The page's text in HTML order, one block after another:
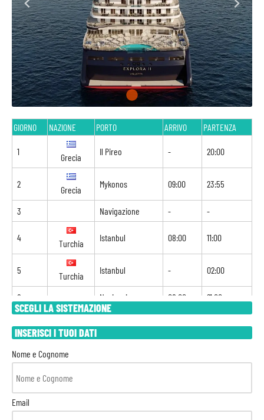
SCEGLI LA SISTEMAZIONE
INSERISCI I TUOI DATI
Nome e Cognome
Email
GIORNO NAZIONE PORTO ARRIVO PARTENZA
1
Grecia
Il Pireo - 20:00
2
Grecia
Mykonos 09:00 23:55
3 Navigazione - -
4
Turchia
Istanbul 08:00 11:00
5
Turchia
Istanbul - 02:00
6 Navigazione 08:00 21:00
7
Grecia
Patmos 08:00 20:00
8
Grecia